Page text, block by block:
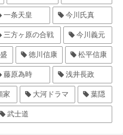
一条天皇 今川氏真
三方ヶ原の合戦 今川義元
徳川信康 松平信康
藤原為時 浅井長政
家 大河ドラマ 葉隠
武士道